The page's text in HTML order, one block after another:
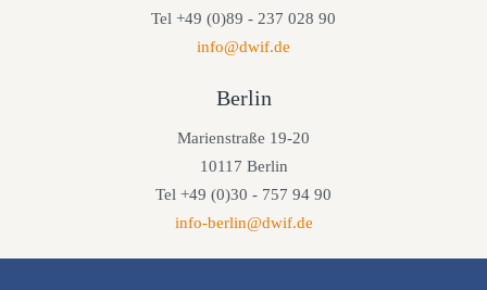
Tel +49 (0)89 - 237 028 90
info@dwif.de
Berlin
Marienstraße 19-20
10117 Berlin
Tel +49 (0)30 - 757 94 90
info-berlin@dwif.de